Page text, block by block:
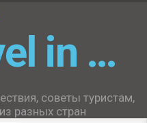
in …
советы туристам,
разных стран